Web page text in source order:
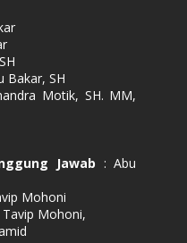
Bakar, SH
Motik, SH. MM,
Jawab : Abu
Mohoni
Tavip Mohoni,